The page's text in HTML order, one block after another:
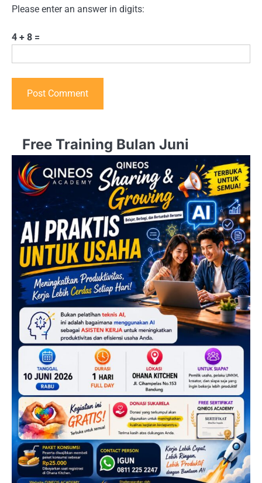
Please enter an answer in digits:
4 + 8 =
Free Training Bulan Juni